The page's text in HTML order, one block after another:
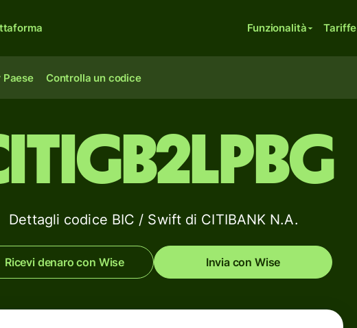
Funzionalità Tariffe
Paese Controlla un codice
Dettagli codice BIC / Swift di CITIBANK N.A.
Ricevi denaro con Wise Invia con Wise